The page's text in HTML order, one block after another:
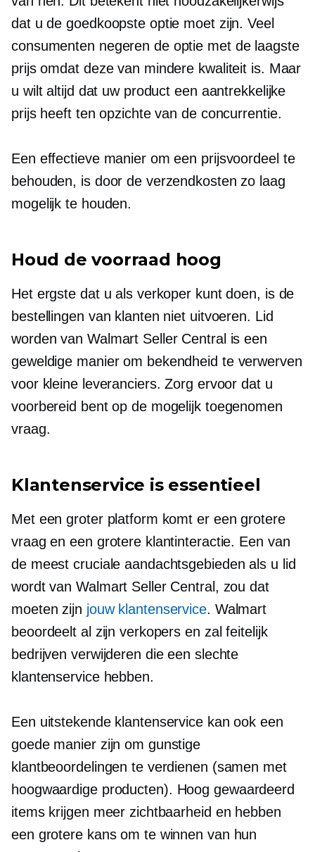
dat u de goedkoopste optie moet zijn. Veel
consumenten negeren de optie met de laagste
prijs omdat deze van mindere kwaliteit is. Maar
u wilt altijd dat uw product een aantrekkelijke
prijs heeft ten opzichte van de concurrentie.
Een effectieve manier om een ​​prijsvoordeel te
behouden, is door de verzendkosten zo laag
mogelijk te houden.
Houd de voorraad hoog
Het ergste dat u als verkoper kunt doen, is de
bestellingen van klanten niet uitvoeren. Lid
worden van Walmart Seller Central is een
geweldige manier om bekendheid te verwerven
voor kleine leveranciers. Zorg ervoor dat u
voorbereid bent op de mogelijk toegenomen
vraag.
Klantenservice is essentieel
Met een groter platform komt er een grotere
vraag en een grotere klantinteractie. Een van
de meest cruciale aandachtsgebieden als u lid
wordt van Walmart Seller Central, zou dat
moeten zijn jouw klantenservice. Walmart
beoordeelt al zijn verkopers en zal feitelijk
bedrijven verwijderen die een slechte
klantenservice hebben.
Een uitstekende klantenservice kan ook een
goede manier zijn om gunstige
klantbeoordelingen te verdienen (samen met
hoogwaardigeproducten). Hoog gewaardeerd
items krijgen meer zichtbaarheid en hebben
een grotere kans om te winnen van hun